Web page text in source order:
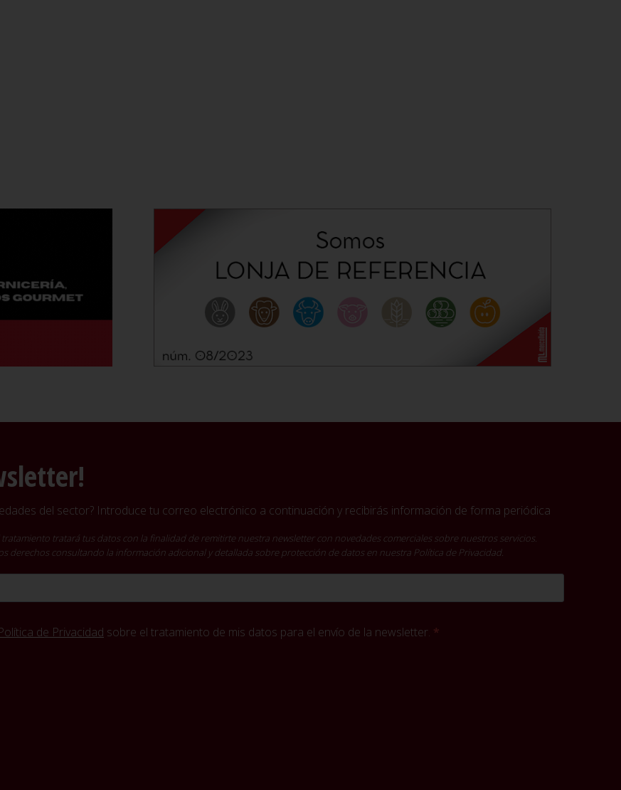
del sector? Introduce tu correo electrónico a continuación y recibirás información de forma periódica
tratamiento tratará tus datos con la finalidad de remitirte nuestra newsletter con novedades comerciales sobre nuestros servicios.
derechos consultando la información adicional y detallada sobre protección de datos en nuestra Política de Privacidad.
de Privacidad sobre el tratamiento de mis datos para el envío de la newsletter.